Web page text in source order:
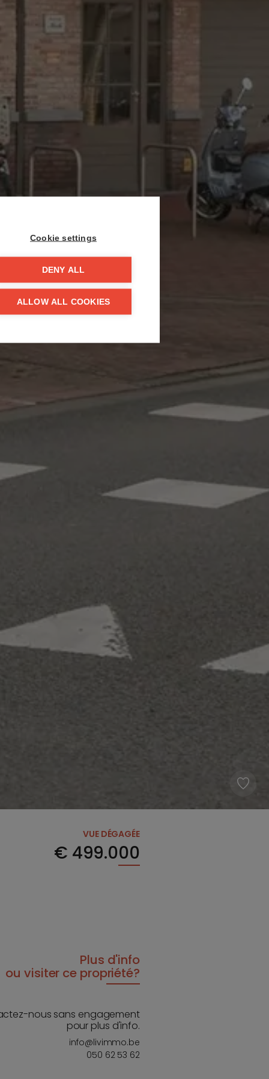
VUE DÉGAGÉE
€ 499.000
Plus d'info
ou visiter ce propriété?
nous sans engagement
pour plus d'info.
info@livimmo.be
050 62 53 62
Cookie settings
DENY ALL
ALLOW ALL COOKIES